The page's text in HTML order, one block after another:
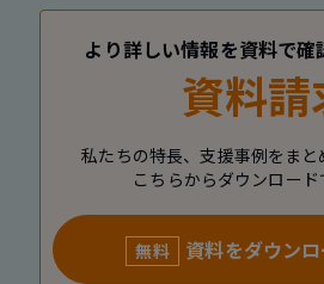
より詳しい情報を資料で確
資料請
私たちの特長、支援事例をま
こちらからダウンロード
無料 資料をダウン